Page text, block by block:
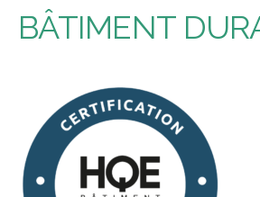
BÂTIMENT